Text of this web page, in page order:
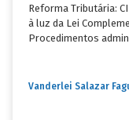
Reforma Tributária:
à luz da Lei
Procedimentos
Vanderlei Salazar